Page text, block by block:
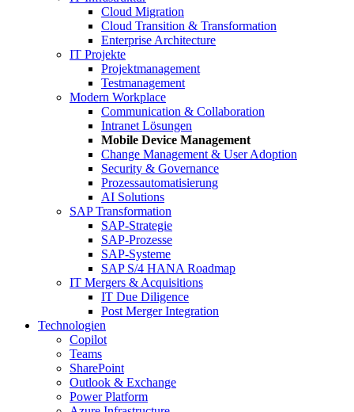
Cloud Migration
Cloud Transition & Transformation
Enterprise Architecture
IT Projekte
Projektmanagement
Testmanagement
Modern Workplace
Communication & Collaboration
Intranet Lösungen
Mobile Device Management
Change Management & User Adoption
Security & Governance
Prozessautomatisierung
AI Solutions
SAP Transformation
SAP-Strategie
SAP-Prozesse
SAP-Systeme
SAP S/4 HANA Roadmap
IT Mergers & Acquisitions
IT Due Diligence
Post Merger Integration
Technologien
Copilot
Teams
SharePoint
Outlook & Exchange
Power Platform